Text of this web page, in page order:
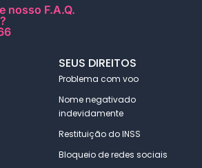
nosso F.A.Q.
SEUS DIREITOS
Problema com voo
Nome negativado
indevidamente
Restituição do INSS
Bloqueio de redes sociais